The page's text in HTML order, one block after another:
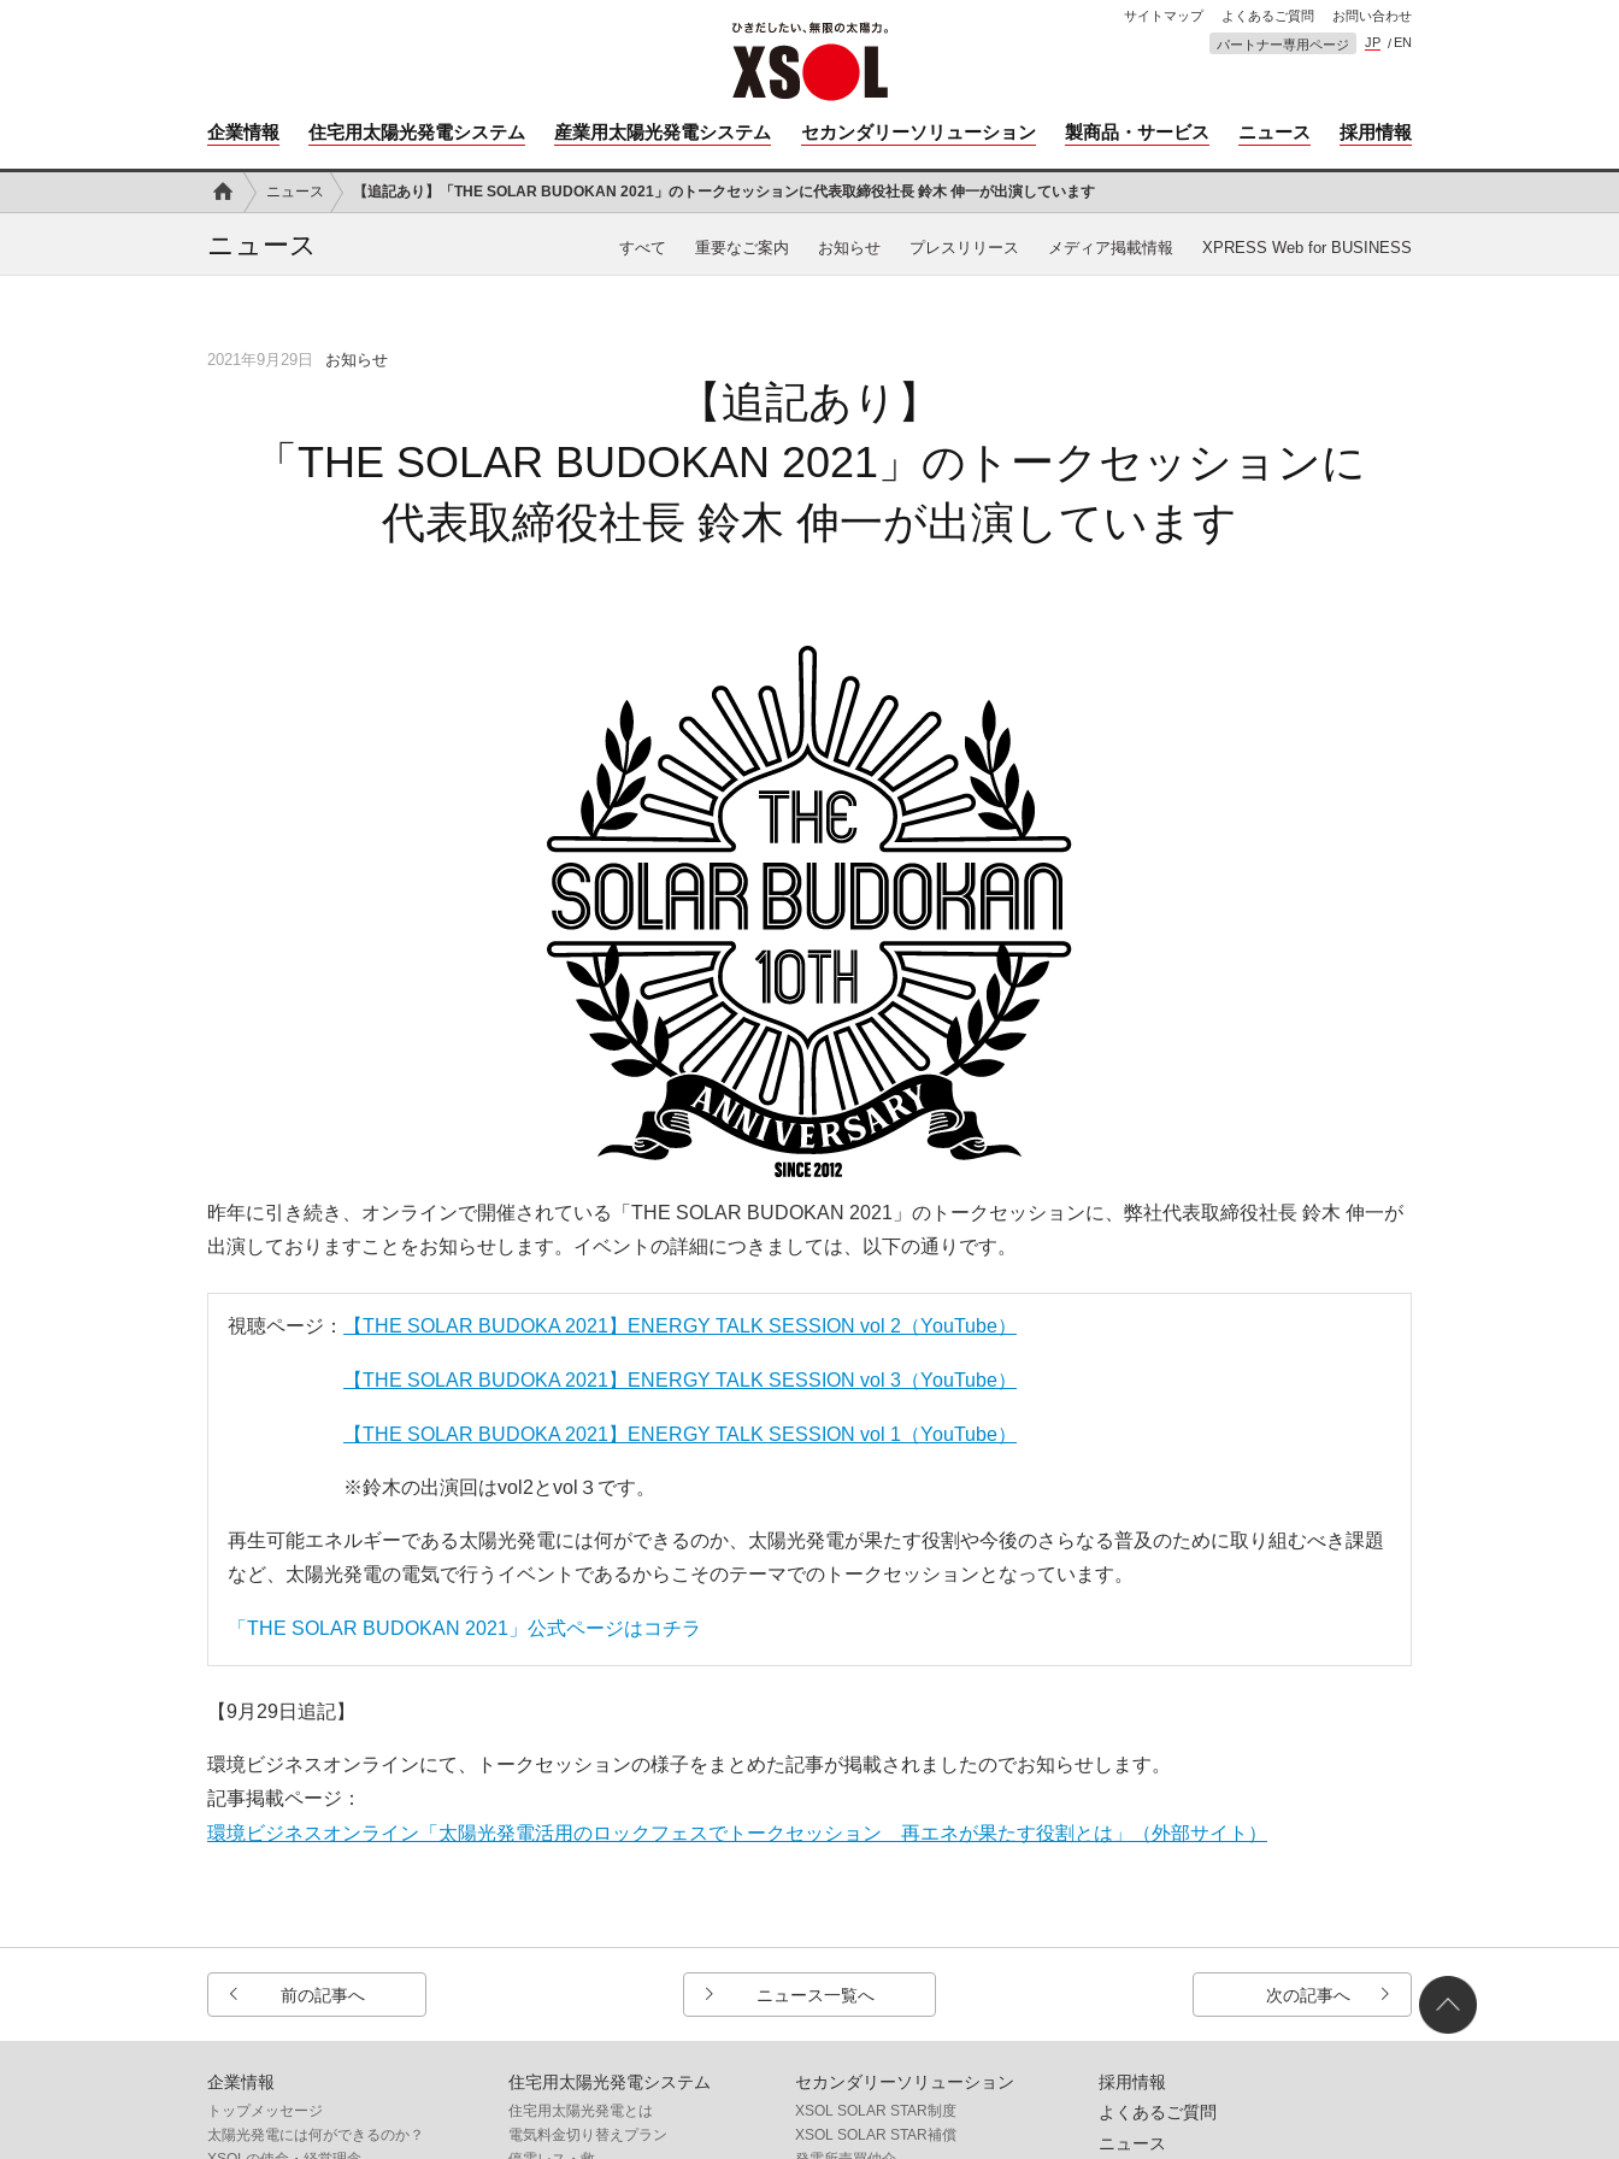
企業情報 住宅用太陽光発電システム 産業用太陽光発電システム セカンダリーソリューション 製商品・サービス ニュース 採用情報
サイトマップ よくあるご質問
お問い合わせ
パートナー専用ページ
JP EN
ニュース 【追記あり】 「THE SOLAR BUDOKAN 2021」のトークセッションに代表取締役社長 鈴木 伸一が出演しています
ニュース すべて 重要なご案内 お知らせ プレスリリース メディア掲載情報 XPRESS Web for BUSINESS
2021年9月29日 お知らせ
【追記あり】
「THE SOLAR BUDOKAN 2021」のトークセッションに
代表取締役社長 鈴木 伸一が出演しています
昨年に引き続き、オンラインで開催されている「THE SOLAR BUDOKAN 2021」のトークセッションに、弊社代表取締役社長 鈴木 伸一が
出演しておりますことをお知らせします。イベントの詳細につきましては、以下の通りです。
視聴ページ： 【THE SOLAR BUDOKA 2021】ENERGY TALK SESSION vol 2（YouTube）
【THE SOLAR BUDOKA 2021】ENERGY TALK SESSION vol 3（YouTube）
【THE SOLAR BUDOKA 2021】ENERGY TALK SESSION vol 1（YouTube）
※鈴木の出演回はvol2とvol３です。
再生可能エネルギーである太陽光発電には何ができるのか、太陽光発電が果たす役割や今後のさらなる普及のために取り組むべき課題
など、太陽光発電の電気で行うイベントであるからこそのテーマでのトークセッションとなっています。
「THE SOLAR BUDOKAN 2021」公式ページはコチラ
【9月29日追記】
環境ビジネスオンラインにて、トークセッションの様子をまとめた記事が掲載されましたのでお知らせします。
記事掲載ページ：
環境ビジネスオンライン「太陽光発電活用のロックフェスでトークセッション 再エネが果たす役割とは」（外部サイト）
前の記事へ ニュース一覧へ 次の記事へ
企業情報
トップメッセージ
太陽光発電には何ができるのか？
住宅用太陽光発電システム
住宅用太陽光発電とは
電気料金切り替えプラン
セカンダリーソリューション
XSOL SOLAR STAR制度
XSOL SOLAR STAR補償
採用情報
よくあるご質問
ニュース